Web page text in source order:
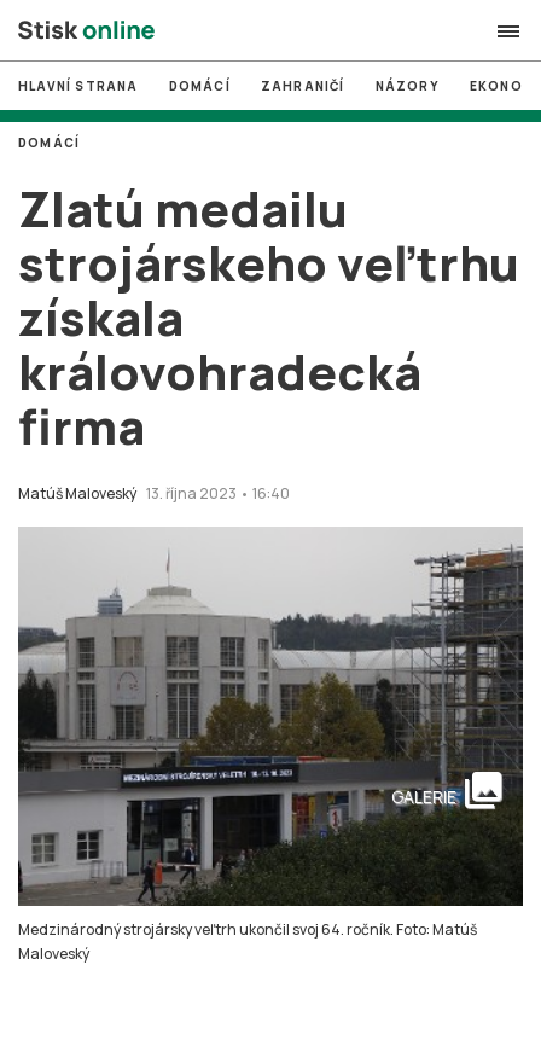
search
# MUNI
# Brno
# volby
login PŘIHLÁSIT SE
Zapomněli jste heslo?
HLAVNÍ STRANA DOMÁCÍ ZAHRANIČÍ NÁZORY
Zlatú medailu
strojárskeho veľtrhu
získala
královohradecká
firma
Matúš Maloveský 13. října 2023 • 16:40
DOMÁCÍ
Medzinárodný strojársky veľtrh ukončil svoj 64. ročník. Foto: Matúš
Maloveský
GALERIE collections